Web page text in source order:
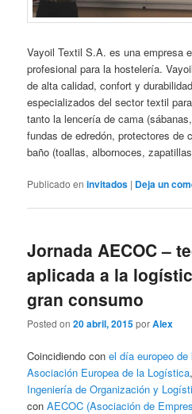
Vayoil Textil S.A. es una empresa
profesional para la hostelería.
de alta calidad, confort y
especializados del sector textil
tanto la lencería de cama
fundas de edredón, protectores de
baño (toallas, albornoces,
Publicado en invitados | Deja un
Jornada AECOC –
aplicada a la
gran consumo
Posted on20 abril, 2015porAlex
Coincidiendo conel día europeo
Asociación Europea de la Logística
Ingeniería de Organización y
conAECOC (Asociación de